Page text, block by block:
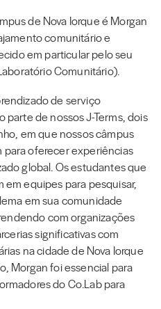
de Nova Iorque é Morgan
comunitário e
em particular pelo seu
Comunitário).
de serviço
de nossos J-Terms, dois
em que nossos câmpus
oferecer experiências
global. Os estudantes que
equipes para pesquisar,
em sua comunidade
com organizações
significativas com
na cidade de Nova Iorque
Morgan foi essencial para
do Co.Lab para